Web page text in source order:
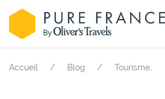
Accueil Blog Tourisme.